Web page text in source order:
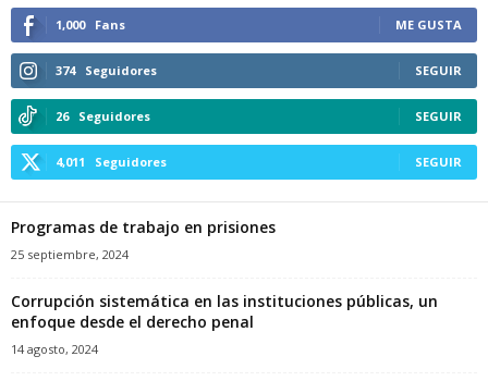
1,000 Fans ME GUSTA
374 Seguidores SEGUIR
26 Seguidores SEGUIR
4,011 Seguidores SEGUIR
Programas de trabajo en prisiones
25 septiembre, 2024
Corrupción sistemática en las instituciones públicas, un
enfoque desde el derecho penal
14 agosto, 2024